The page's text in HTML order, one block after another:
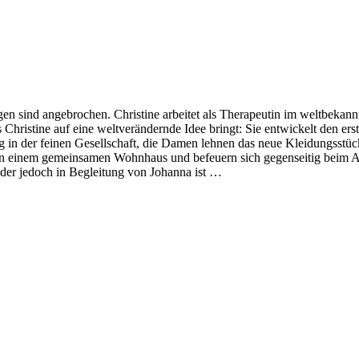
sind angebrochen. Christine arbeitet als Therapeutin im
auf eine weltverändernde Idee bringt: Sie entwickelt den
der feinen Gesellschaft, die Damen lehnen das neue
gemeinsamen Wohnhaus und befeuern sich gegenseitig
jedoch in Begleitung von Johanna ist …